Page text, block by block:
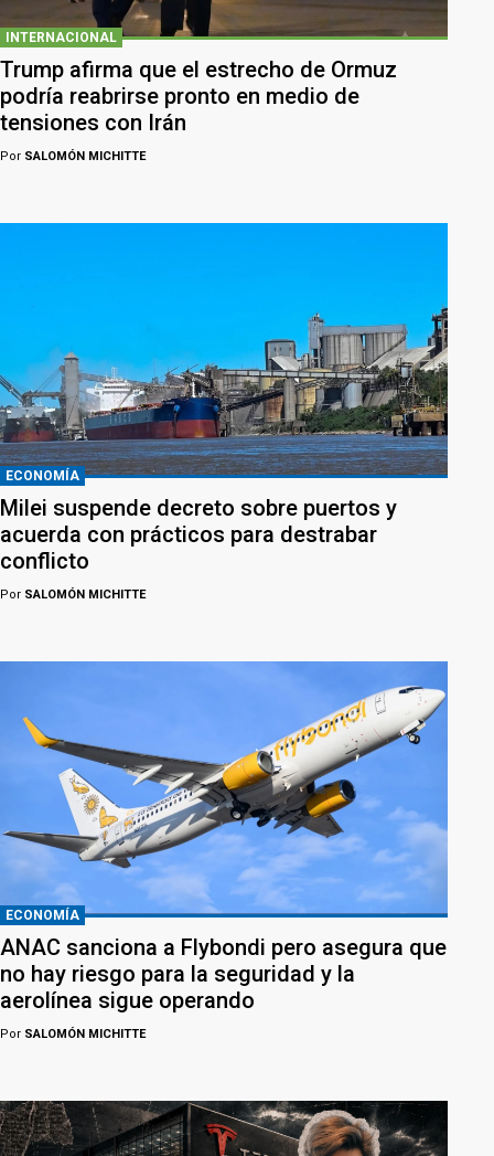
INTERNACIONAL
Trump afirma que el estrecho de Ormuz
podría reabrirse pronto en medio de
tensiones con Irán
Por SALOMÓN MICHITTE
ECONOMÍA
Milei suspende decreto sobre puertos y
acuerda con prácticos para destrabar
conflicto
Por SALOMÓN MICHITTE
ECONOMÍA
ANAC sanciona a Flybondi pero asegura que
no hay riesgo para la seguridad y la
aerolínea sigue operando
Por SALOMÓN MICHITTE